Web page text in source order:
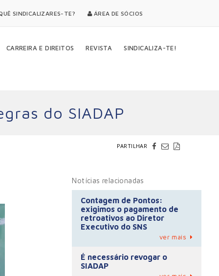
SINDICALIZARES-TE? ÁREA DE SÓCIOS
CARREIRA E DIREITOS REVISTA SINDICALIZA-TE!
do SIADAP
PARTILHAR
Notícias relacionadas
Contagem de Pontos:
exigimos o pagamento de
retroativos ao Diretor
Executivo do SNS
ver mais
É necessário revogar o
SIADAP